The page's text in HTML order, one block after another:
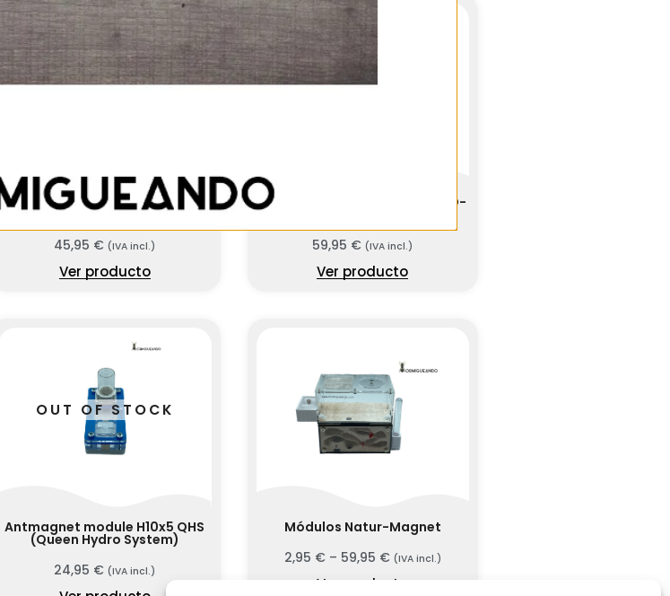
Antmagnet module 10×10 MAD-
H
45,95 € (IVA incl.)
Ver producto
OUT OF STOCK
Antmagnet module 10×10 MAD-
59,95 € (IVA incl.)
Ver producto
OUT OF STOCK
Antmagnet module H10x5 QHS
(Queen Hydro System)
24,95 € (IVA incl.)
Módulos Natur-Magnet
2,95 € – 59,95 € (IVA incl.)
Ver producto